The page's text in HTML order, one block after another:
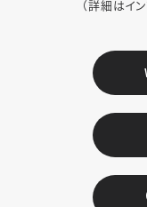
（詳細はイ